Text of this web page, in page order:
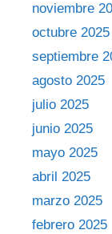
noviembre
octubre 2025
septiembre
agosto 2025
julio 2025
junio 2025
mayo 2025
abril 2025
marzo 2025
febrero 2025